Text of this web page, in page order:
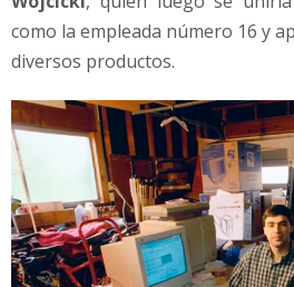
como la empleada número 16 y
diversos productos.